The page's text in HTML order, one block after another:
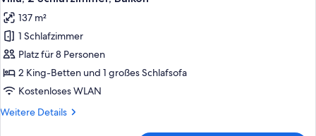
Fotos
für
Villa,
2 Schlafzimmer,
Balkon
anzeigen
137 m²
1 Schlafzimmer
Platz für 8 Personen
2 King-Betten und 1 großes Schlafsofa
Kostenloses WLAN
Weitere Details
Weitere